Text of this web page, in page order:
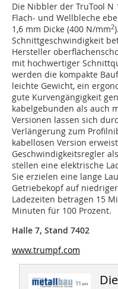
Die Nibbler der TruTool
Flach- und Wellbleche
1,6 mm Dicke (400 N/mm2
Schnittgeschwindigkeit
Hersteller
mit hochwertiger
werden die kompakte
leichte Gewicht, ein
gute Kurvengängigkeit
kabelgebunden als auch
Versionen lassen sich
Verlängerung zum
kabellosen Version
Geschwindigkeitsregler
stellen eine elektrische
Sie erzielen eine lange
Getriebekopf auf
Ladezeiten betragen 15
Minuten für 100 Prozent.
Halle 7, Stand 7402
www.trumpf.com